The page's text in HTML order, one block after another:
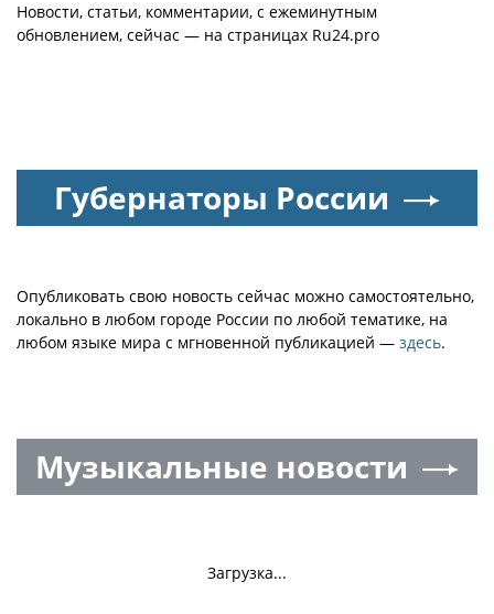
Новости, статьи, комментарии, с ежеминутным
обновлением, сейчас — на страницах Ru24.pro
Губернаторы России
Опубликовать свою новость сейчас можно самостоятельно,
локально в любом городе России по любой тематике, на
любом языке мира с мгновенной публикацией — здесь.
Музыкальные новости
Загрузка...